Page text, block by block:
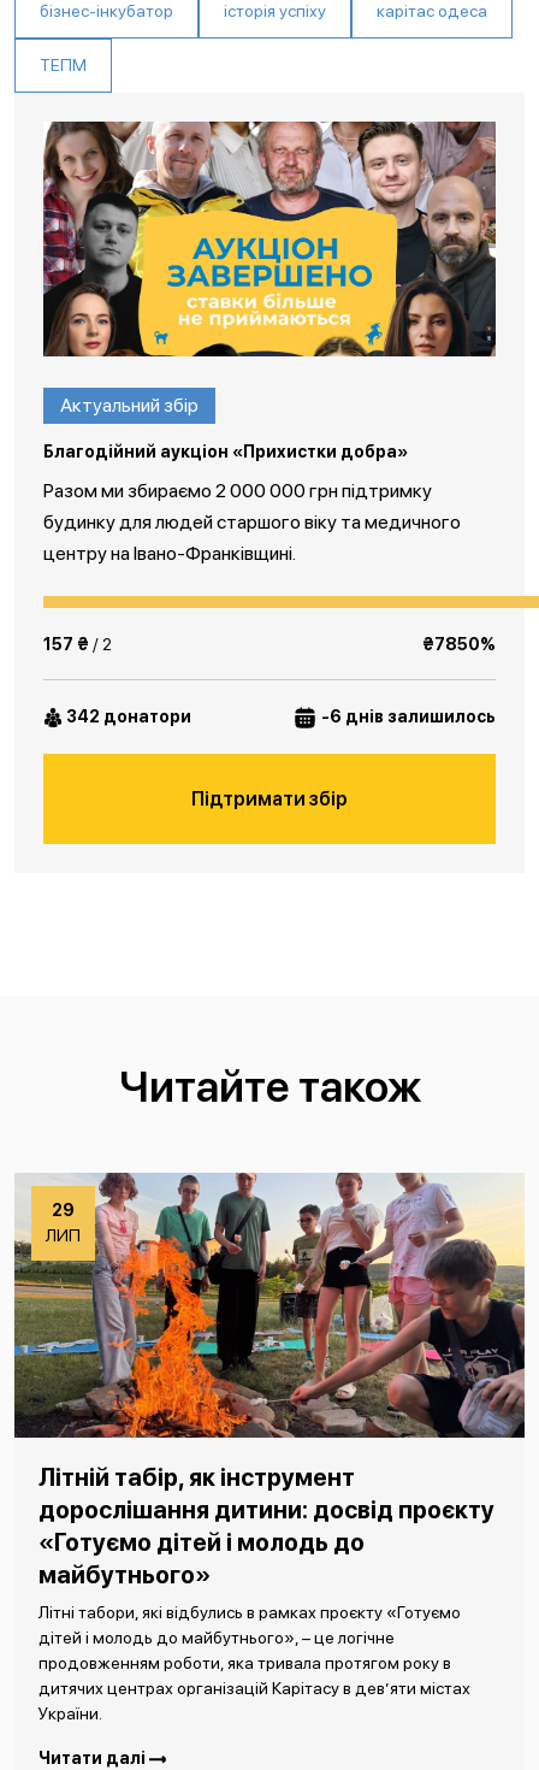
бізнес-інкубатор історія успіху карітас одеса
ТЕПМ
Актуальний збір
Благодійний аукціон «Прихистки добра»
Разом ми збираємо 2 000 000 грн підтримку
будинку для людей старшого віку та медичного
центру на Івано-Франківщині.
157 ₴ / 2 ₴7850%
342 донатори -6 днів залишилось
Підтримати збір
Читайте також
29
ЛИП
Літній табір, як інструмент
дорослішання дитини: досвід проєкту
«Готуємо дітей і молодь до
майбутнього»
Літні табори, які відбулись в рамках проєкту «Готуємо
дітей і молодь до майбутнього», – це логічне
продовженням роботи, яка тривала протягом року в
дитячих центрах організацій Карітасу в дев’яти містах
України.
Читати далі